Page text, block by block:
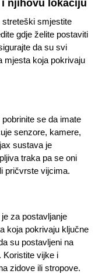
i njihovu lokaciju
streteški smjestite
gdje želite postaviti
da su svi
mjesta koja pokrivaju
se da imate
senzore, kamere,
sustava je
traka pa se oni
pričvrste vijcima.
za postavljanje
koja pokrivaju ključne
su postavljeni na
Koristite vijke i
zidove ili stropove.